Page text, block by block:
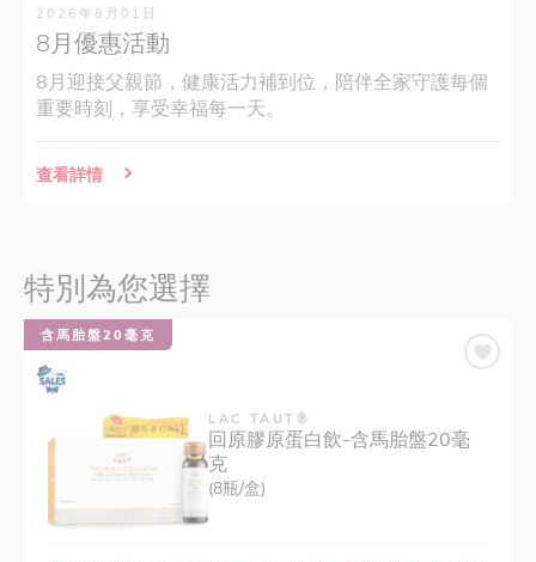
2026年8月01日
8月優惠活動
8月迎接父親節，健康活力補到位，陪伴全家守護每個
重要時刻，享受幸福每一天。
查看詳情
特別為您選擇
含馬胎盤20毫克
LAC TAUT®
回原膠原蛋白飲-含馬胎盤20毫
克
(8瓶/盒)